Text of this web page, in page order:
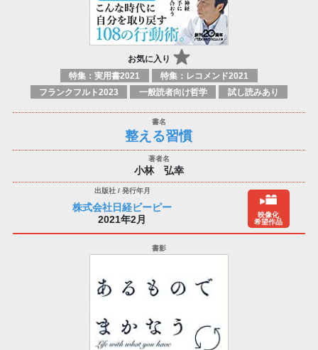
お気に入り
特集：実用書2021
特集：レコメンド2021
フランクフルト2023
一般読者向け哲学 試し読みあり
整える習慣
小林 弘幸
株式会社日経ビーピー
2021年2月
映像化
希望作品